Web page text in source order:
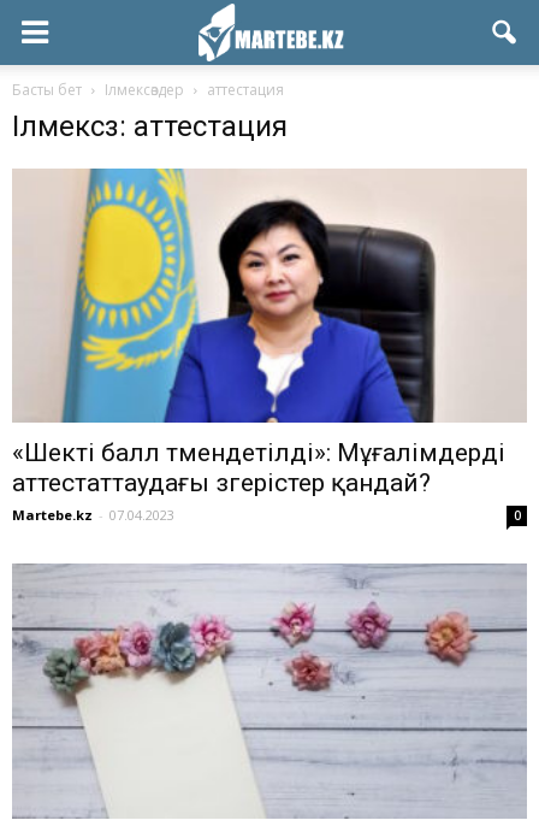
Басты бет Ілмексөздер аттестация
Ілмексөз: аттестация
«Шекті балл төмендетілді»: Мұғалімдерді
аттестаттаудағы өзгерістер қандай?
Martebe.kz - 07.04.2023 0